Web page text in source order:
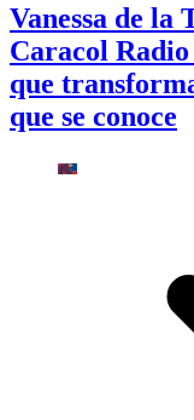
Vanessa de la
Caracol
que
que se conoce